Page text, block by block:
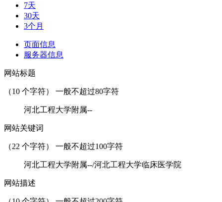
7天
30天
3个月
页面信息
服务器信息
网站标题
（10 个字符） 一般不超过80字符
河北工程大学附属--
网站关键词
（22 个字符） 一般不超过100字符
河北工程大学附属--/河北工程大学临床医学院
网站描述